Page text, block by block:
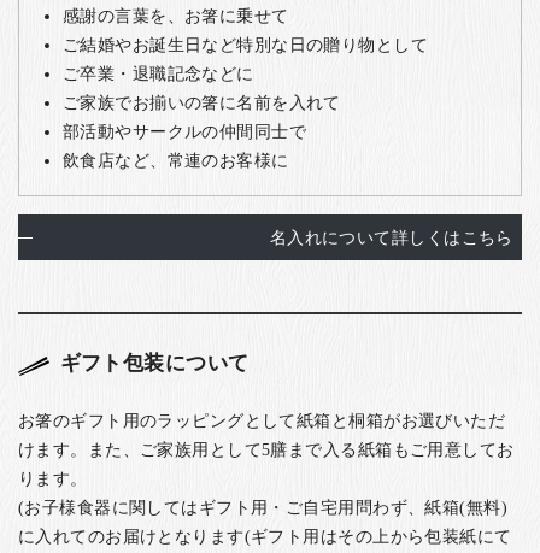
感謝の言葉を、お箸に乗せて
ご結婚やお誕生日など特別な日の贈り物として
ご卒業・退職記念などに
ご家族でお揃いの箸に名前を入れて
部活動やサークルの仲間同士で
飲食店など、常連のお客様に
名入れについて詳しくはこちら
ギフト包装について
お箸のギフト用のラッピングとして紙箱と桐箱がお選びいただ
けます。また、ご家族用として5膳まで入る紙箱もご用意してお
ります。
(お子様食器に関してはギフト用・ご自宅用問わず、紙箱(無料)
に入れてのお届けとなります(ギフト用はその上から包装紙にて